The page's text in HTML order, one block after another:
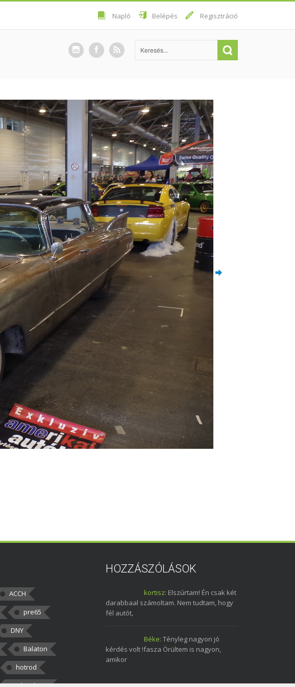
Napló Belépés Regisztráció
ACCH
pre65
DNY
Balaton
hotrod
HOZZÁSZÓLÁSOK
kortisz: Elszúrtam! Én csak két
darabbaal számoltam. Nem tudtam, hogy
fél autót,
Béke: Tényleg nagyon jó
kérdés volt !fasza Örültem is nagyon,
amikor